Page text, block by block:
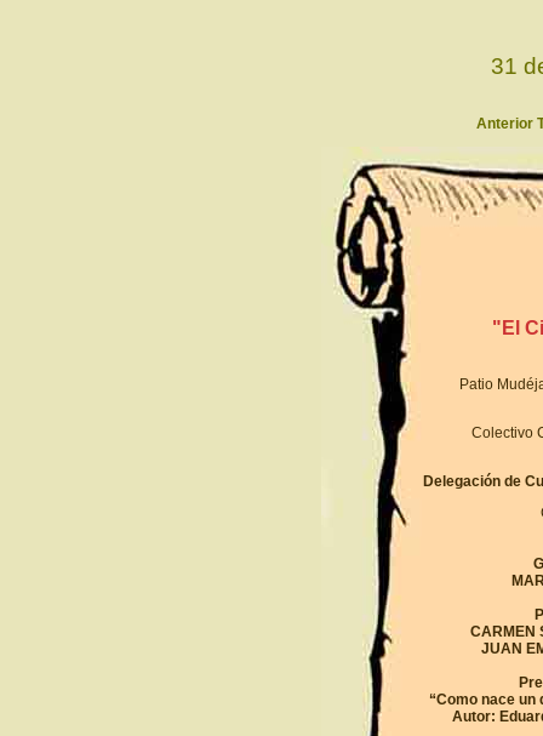
31
Anterior
"El
Patio
Colectivo
Delegación de
CARMEN
JUAN
“Como nace
Autor: